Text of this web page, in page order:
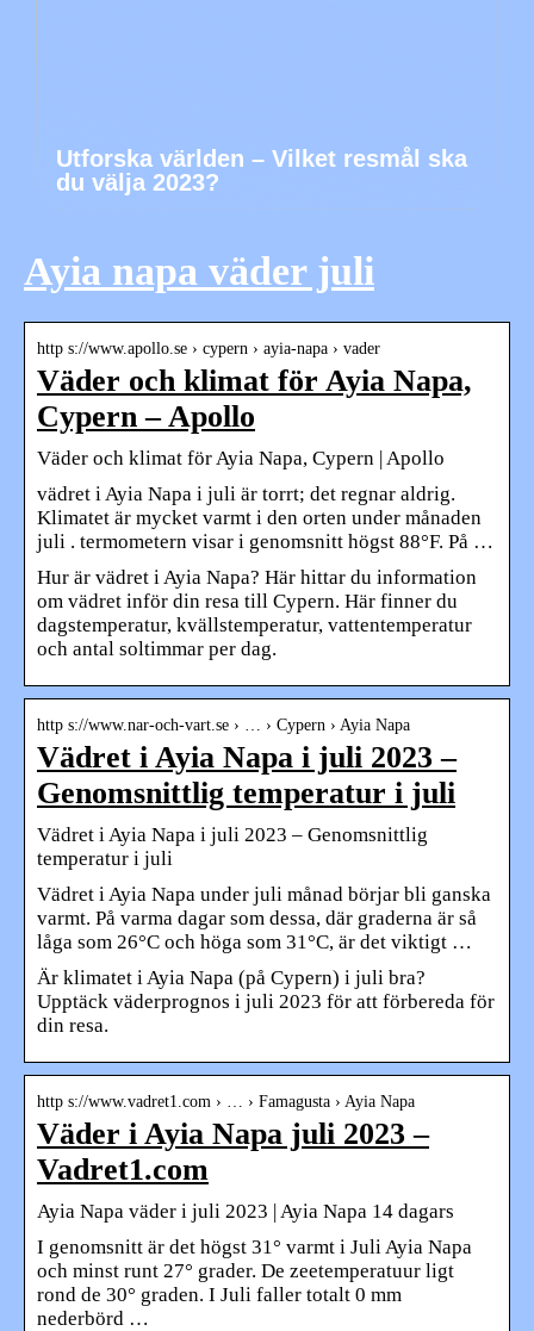
Utforska världen – Vilket resmål ska
du välja 2023?
Ayia napa väder juli
http s://www.apollo.se › cypern › ayia-napa › vader
Väder och klimat för Ayia Napa,
Cypern – Apollo
Väder och klimat för Ayia Napa, Cypern | Apollo
vädret i Ayia Napa i juli är torrt; det regnar aldrig.
Klimatet är mycket varmt i den orten under månaden
juli . termometern visar i genomsnitt högst 88°F. På …
Hur är vädret i Ayia Napa? Här hittar du information
om vädret inför din resa till Cypern. Här finner du
dagstemperatur, kvällstemperatur, vattentemperatur
och antal soltimmar per dag.
http s://www.nar-och-vart.se › … › Cypern › Ayia Napa
Vädret i Ayia Napa i juli 2023 –
Genomsnittlig temperatur i juli
Vädret i Ayia Napa i juli 2023 – Genomsnittlig
temperatur i juli
Vädret i Ayia Napa under juli månad börjar bli ganska
varmt. På varma dagar som dessa, där graderna är så
låga som 26°C och höga som 31°C, är det viktigt …
Är klimatet i Ayia Napa (på Cypern) i juli bra?
Upptäck väderprognos i juli 2023 för att förbereda för
din resa.
http s://www.vadret1.com › … › Famagusta › Ayia Napa
Väder i Ayia Napa juli 2023 –
Vadret1.com
Ayia Napa väder i juli 2023 | Ayia Napa 14 dagars
I genomsnitt är det högst 31° varmt i Juli Ayia Napa
och minst runt 27° grader. De zeetemperatuur ligt
rond de 30° graden. I Juli faller totalt 0 mm
nederbörd …